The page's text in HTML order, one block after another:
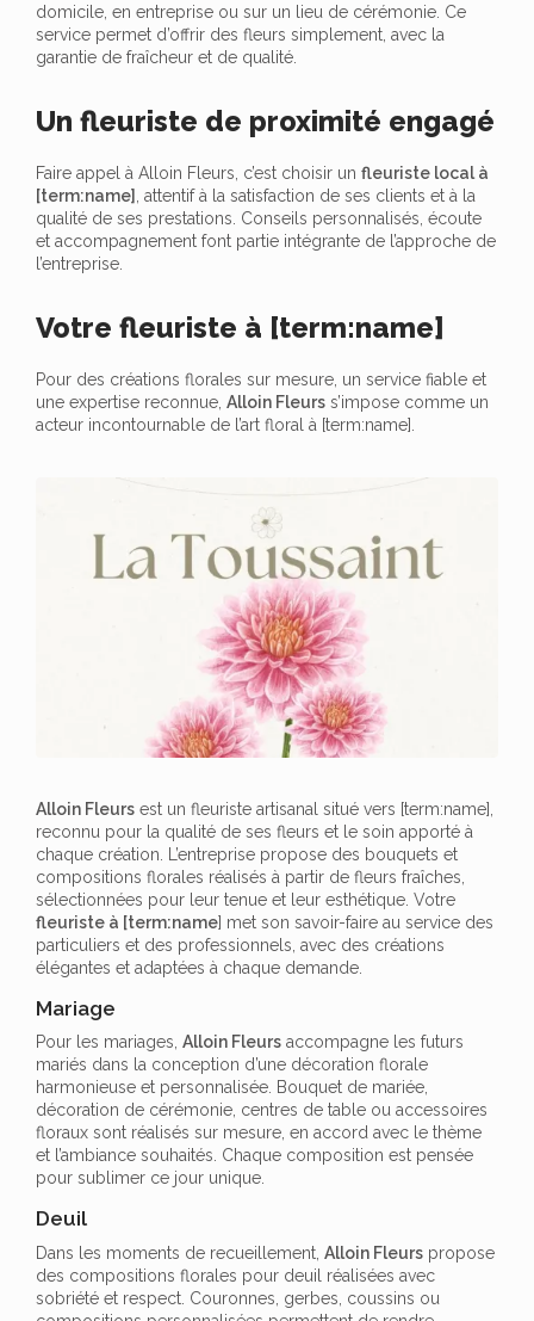
domicile, en entreprise ou sur un lieu de cérémonie. Ce
service permet d’offrir des fleurs simplement, avec la
garantie de fraîcheur et de qualité.
Un fleuriste de proximité engagé
Faire appel à Alloin Fleurs, c’est choisir un fleuriste local à
[term:name]
, attentif à la satisfaction de ses clients et à la
qualité de ses prestations. Conseils personnalisés, écoute
et accompagnement font partie intégrante de l’approche de
l’entreprise.
Votre fleuriste à [term:name]
Pour des créations florales sur mesure, un service fiable et
une expertise reconnue, Alloin Fleurs s’impose comme un
acteur incontournable de l’art floral à [term:name].
Alloin Fleurs est un fleuriste artisanal situé vers [term:name],
reconnu pour la qualité de ses fleurs et le soin apporté à
chaque création. L’entreprise propose des bouquets et
compositions florales réalisés à partir de fleurs fraîches,
sélectionnées pour leur tenue et leur esthétique. Votre
fleuriste à [term:name] met son savoir-faire au service des
particuliers et des professionnels, avec des créations
élégantes et adaptées à chaque demande.
Mariage
Pour les mariages, Alloin Fleurs accompagne les futurs
mariés dans la conception d’une décoration florale
harmonieuse et personnalisée. Bouquet de mariée,
décoration de cérémonie, centres de table ou accessoires
floraux sont réalisés sur mesure, en accord avec le thème
et l’ambiance souhaités. Chaque composition est pensée
pour sublimer ce jour unique.
Deuil
Dans les moments de recueillement, Alloin Fleurs propose
des compositions florales pour deuil réalisées avec
sobriété et respect. Couronnes, gerbes, coussins ou